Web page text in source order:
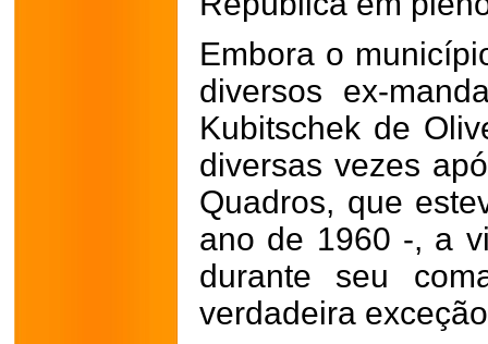
Embora o
diversos ex-
Kubitschek de
diversas vezes
Quadros, que
ano de 1960 -, a
durante seu
verdadeira